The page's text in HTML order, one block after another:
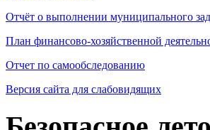
Отчёт о выполнении муниципального
План финансово-хозяйственной
Отчет по самообследованию
Версия сайта для слабовидящих